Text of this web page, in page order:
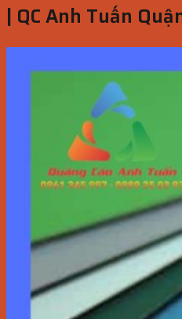
| QC Anh Tuấn